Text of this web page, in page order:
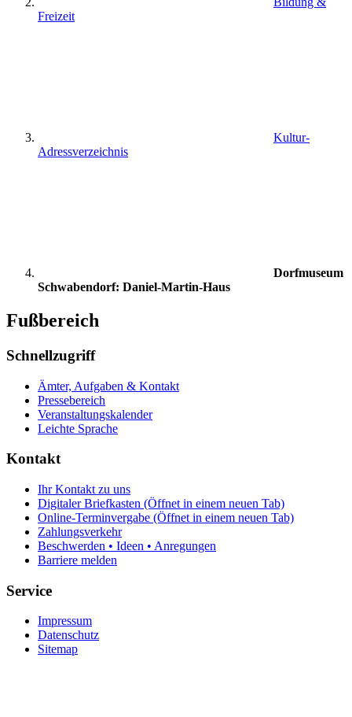
Freizeit
Kultur-
Adressverzeichnis
Dorfmuseum
Schwabendorf: Daniel-Martin-Haus
Fußbereich
Schnellzugriff
Ämter, Aufgaben & Kontakt
Pressebereich
Veranstaltungskalender
Leichte Sprache
Kontakt
Ihr Kontakt zu uns
Digitaler Briefkasten (Öffnet in einem neuen Tab)
Online-Terminvergabe (Öffnet in einem neuen Tab)
Zahlungsverkehr
Beschwerden • Ideen • Anregungen
Barriere melden
Service
Impressum
Datenschutz
Sitemap